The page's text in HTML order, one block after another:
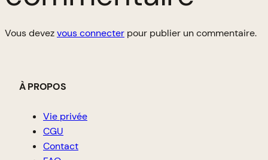
Vous devezvous connecter pour publier un commentaire.
À PROPOS
Vie privée
CGU
Contact